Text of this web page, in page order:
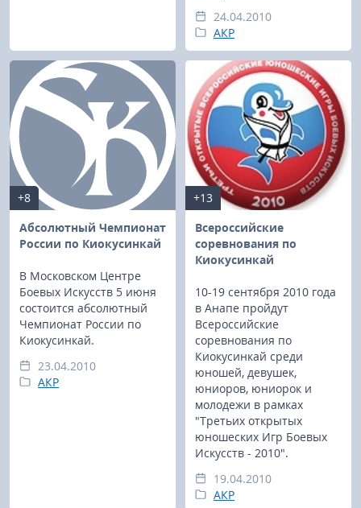
24.04.2010
АКР
+8
Абсолютный Чемпионат
России по Киокусинкай
В Московском Центре
Боевых Искусств 5 июня
состоится абсолютный
Чемпионат России по
Киокусинкай.
23.04.2010
АКР
+13
Всероссийские
соревнования по
Киокусинкай
10-19 сентября 2010 года
в Анапе пройдут
Всероссийские
соревнования по
Киокусинкай среди
юношей, девушек,
юниоров, юниорок и
молодежи в рамках
"Третьих открытых
юношеских Игр Боевых
Искусств - 2010".
19.04.2010
АКР